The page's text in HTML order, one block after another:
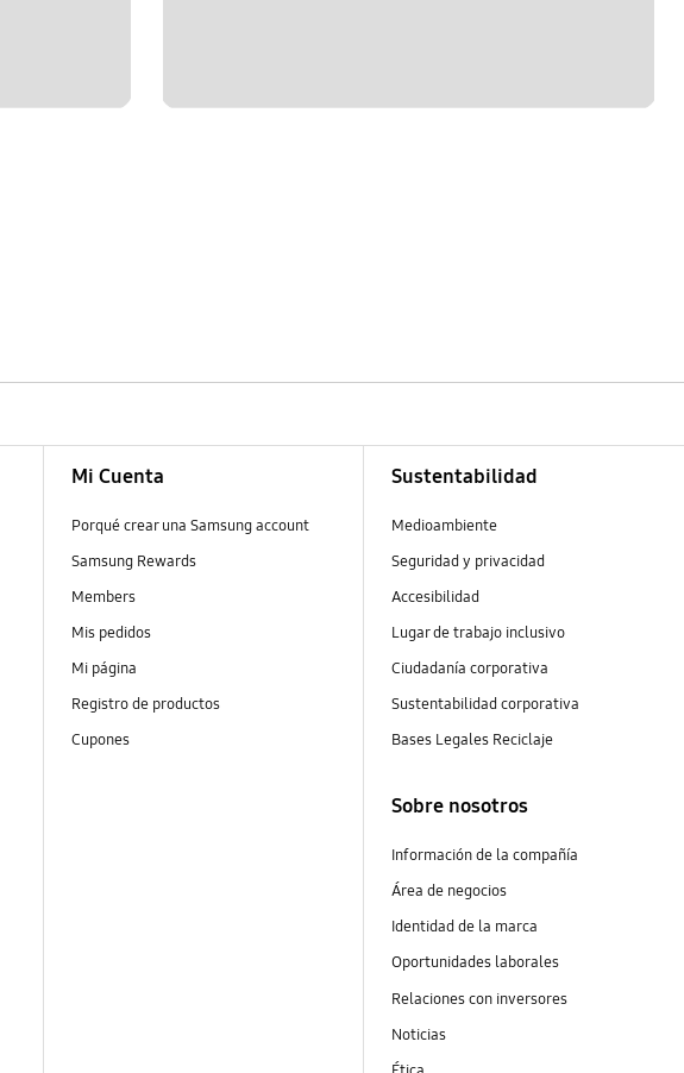
Mi Cuenta
Porqué crear una Samsung account
Samsung Rewards
Members
Mis pedidos
Mi página
Registro de productos
Cupones
Sustentabilidad
Medioambiente
Seguridad y privacidad
Accesibilidad
Lugar de trabajo inclusivo
Ciudadanía corporativa
Sustentabilidad corporativa
Bases Legales Reciclaje
Sobre nosotros
Información de la compañía
Área de negocios
Identidad de la marca
Oportunidades laborales
Relaciones con inversores
Noticias